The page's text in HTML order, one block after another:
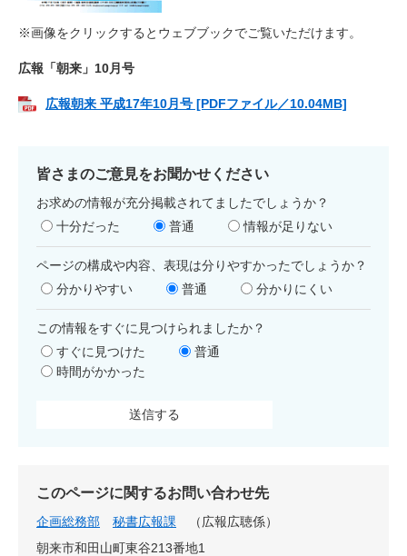
※画像をクリックするとウェブブックでご覧いただけます。​
広報「朝来」10月号
広報朝来 平成17年10月号 [PDFファイル／10.04MB]
皆さまのご意見をお聞かせください
お求めの情報が充分掲載されてましたでしょうか？
十分だった
普通 情報が足りない
ページの構成や内容、表現は分りやすかったでしょうか？
分かりやすい
普通 分かりにくい
この情報をすぐに見つけられましたか？
すぐに見つけた
普通
時間がかかった
このページに関するお問い合わせ先
企画総務部 秘書広報課
広報広聴係
朝来市和田山町東谷213番地1